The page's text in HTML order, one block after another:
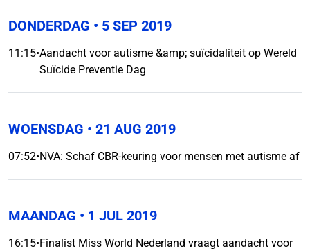
DONDERDAG • 5 SEP 2019
11:15•Aandacht voor autisme &amp; suïcidaliteit op Wereld
Suïcide Preventie Dag
WOENSDAG • 21 AUG 2019
07:52•NVA: Schaf CBR-keuring voor mensen met autisme af
MAANDAG • 1 JUL 2019
16:15•Finalist Miss World Nederland vraagt aandacht voor